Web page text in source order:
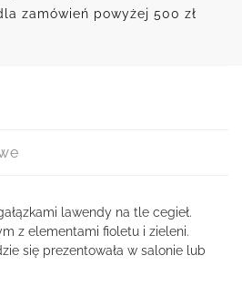
zamówień powyżej 500 zł
lawendy na tle cegieł.
z elementami fioletu i zieleni.
się prezentowała w salonie lub